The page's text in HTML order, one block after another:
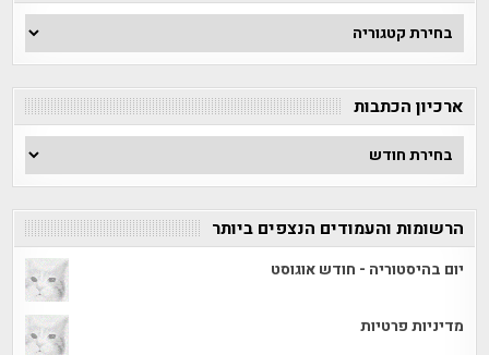
חפש
לפי
ארכיון הכתבות
ארכיון
הכתבות
הרשומות והעמודים הנצפים ביותר
יום בהיסטוריה - חודש אוגוסט
מדיניות פרטיות